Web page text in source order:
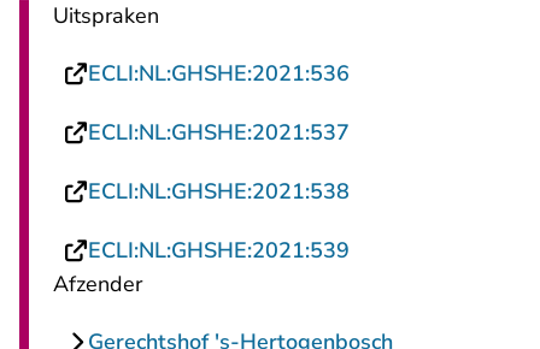
Uitspraken
ECLI:NL:GHSHE:2021:536
ECLI:NL:GHSHE:2021:537
ECLI:NL:GHSHE:2021:538
ECLI:NL:GHSHE:2021:539
Afzender
Gerechtshof 's-Hertogenbosch